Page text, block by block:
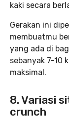
kaki secara
Gerakan ini
membuatmu
yang ada di
sebanyak 7-10
maksimal.
8. Variasi
crunch